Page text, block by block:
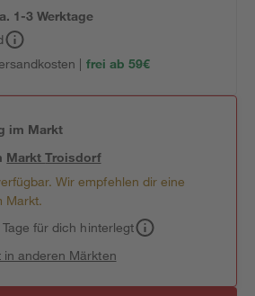
1-3 Werktage
| frei ab 59€
im Markt
MarktTroisdorf
Wir empfehlen dir eine
Markt.
für dich hinterlegt
in anderen Märkten